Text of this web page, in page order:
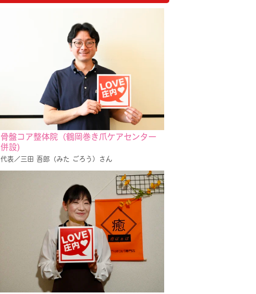
骨盤コア整体院（鶴岡巻き爪ケアセンター
併設)
代表／三田 吾郎（みた ごろう）さん